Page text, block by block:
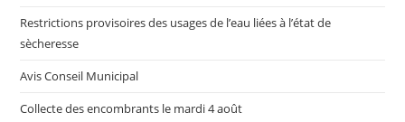
Restrictions provisoires des usages de l’eau liées à l’état de
sècheresse
Avis Conseil Municipal
Collecte des encombrants le mardi 4 août